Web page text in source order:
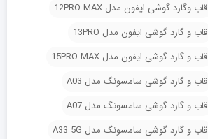
قاب وگارد گوشی ایفون مدل 12PRO MAX
قاب و گارد گوشی ایفون مدل 13PRO
قاب و گارد گوشی ایفون مدل 15PRO MAX
قاب و گارد گوشی سامسونگ مدل A03
قاب و گارد گوشی سامسونگ مدل A07
قاب و گارد گوشی سامسونگ مدل A33 5G